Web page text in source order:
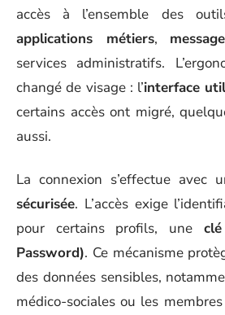
accès à l’ensemble des
applications métiers,
services administratifs.
changé de visage : l’interface
certains accès ont migré,
aussi.
La connexion s’effectue avec
sécurisée. L’accès exige
pour certains profils, une
Password). Ce mécanisme
des données sensibles,
médico-sociales ou les